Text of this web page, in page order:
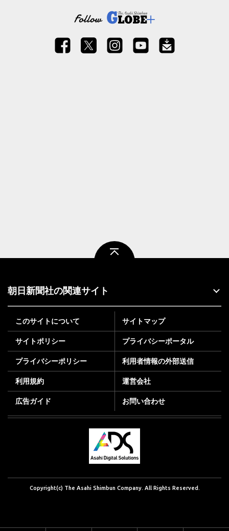
朝日新聞社の関連サイト
このサイトについて サイトマップ
サイトポリシー プライバシーポータル
プライバシーポリシー 利用者情報の外部送信
利用規約 運営会社
広告ガイド お問い合わせ
Copyright(c) The Asahi Shimbun Company. All Rights Reserved.